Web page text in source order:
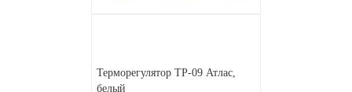
Терморегулятор ТР-09 Атлас,
белый